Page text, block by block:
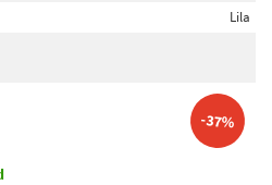
Lila
-37%